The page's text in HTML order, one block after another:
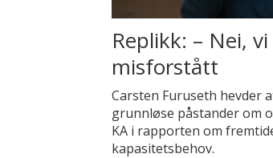
Replikk: – Nei,
misforstått
Carsten Furuseth hevder
grunnløse påstander om
KA i rapporten om
kapasitetsbehov.